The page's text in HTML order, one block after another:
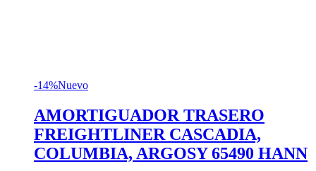
-14%Nuevo
AMORTIGUADOR TRASERO
FREIGHTLINER CASCADIA,
COLUMBIA, ARGOSY 65490 HANN